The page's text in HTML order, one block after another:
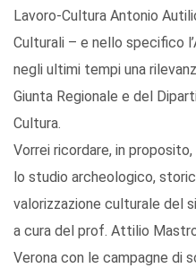
Lavoro-Cultura Antonio
Culturali – e nello specifico
negli ultimi tempi una
Giunta Regionale e del
Cultura.
Vorrei ricordare, in
lo studio archeologico,
valorizzazione culturale del
a cura del prof. Attilio
Verona con le campagne di